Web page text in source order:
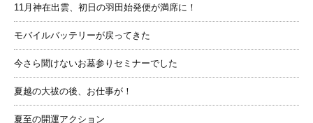
11月神在出雲、初日の羽田始発便が満席に！
モバイルバッテリーが戻ってきた
今さら聞けないお墓参りセミナーでした
夏越の大祓の後、お仕事が！
夏至の開運アクション